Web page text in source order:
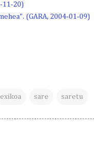
11-20)
(GARA, 2004-01-09)
sare saretu